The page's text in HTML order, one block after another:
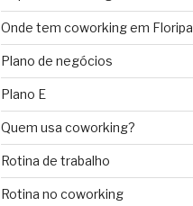
Onde tem coworking em Floripa
Plano de negócios
Plano E
Quem usa coworking?
Rotina de trabalho
Rotina no coworking